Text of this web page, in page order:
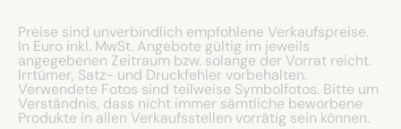
Preise sind unverbindlich empfohlene Verkaufspreise.
In Euro inkl. MwSt. Angebote gültig im jeweils
angegebenen Zeitraum bzw. solange der Vorrat reicht.
Irrtümer, Satz- und Druckfehler vorbehalten.
Verwendete Fotos sind teilweise Symbolfotos. Bitte um
Verständnis, dass nicht immer sämtliche beworbene
Produkte in allen Verkaufsstellen vorrätig sein können.